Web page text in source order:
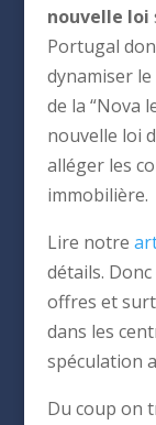
nouvelle loi
Portugal
dynamiser le
de la “Nova
nouvelle loi
alléger les
immobilière.
Lire notre
détails. Donc
offres et
dans les
spéculation
Du coup on